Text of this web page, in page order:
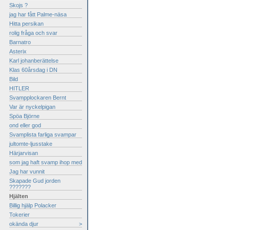
Skojs ?
jag har fått Palme-näsa
Hitta persikan
rolig fråga och svar
Barnatro
Asterix
Karl johanberättelse
Klas 60årsdag i DN
Bild
HITLER
Svampplockaren Bernt
Var är nyckelpigan
Spöa Björne
ond eller god
Svamplista farliga svampar
jultomte-ljusstake
Härjarvisan
som jag haft svamp ihop med
Jag har vunnit
Skapade Gud jorden
???????
Hjälten
Billig hjälp Polacker
Tokerier
okända djur
>